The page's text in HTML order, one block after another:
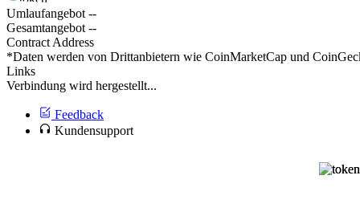
Umlaufangebot --
Gesamtangebot --
Contract Address
*Daten werden von Drittanbietern wie CoinMarketCap und
Links
Verbindung wird hergestellt...
Feedback
Kundensupport